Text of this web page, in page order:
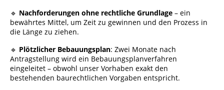
🔹 Nachforderungen ohne rechtliche Grundlage – ein
bewährtes Mittel, um Zeit zu gewinnen und den Prozess in
die Länge zu ziehen.
🔹 Plötzlicher Bebauungsplan: Zwei Monate nach
Antragstellung wird ein Bebauungsplanverfahren
eingeleitet – obwohl unser Vorhaben exakt den
bestehenden baurechtlichen Vorgaben entspricht.